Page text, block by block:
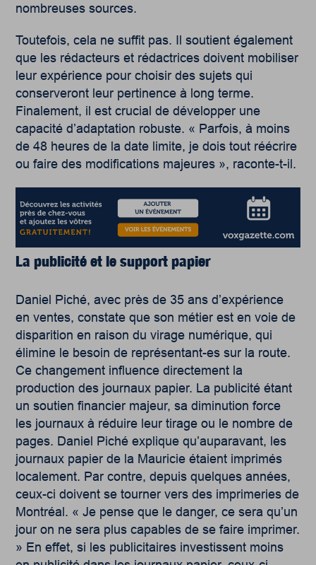
nombreuses sources.
Toutefois, cela ne suffit pas. Il soutient également
que les rédacteurs et rédactrices doivent mobiliser
leur expérience pour choisir des sujets qui
conserveront leur pertinence à long terme.
Finalement, il est crucial de développer une
capacité d’adaptation robuste. « Parfois, à moins
de 48 heures de la date limite, je dois tout réécrire
ou faire des modifications majeures », raconte-t-il.
La publicité et le support papier
Daniel Piché, avec près de 35 ans d’expérience
en ventes, constate que son métier est en voie de
disparition en raison du virage numérique, qui
élimine le besoin de représentant-es sur la route.
Ce changement influence directement la
production des journaux papier. La publicité étant
un soutien financier majeur, sa diminution force
les journaux à réduire leur tirage ou le nombre de
pages. Daniel Piché explique qu’auparavant, les
journaux papier de la Mauricie étaient imprimés
localement. Par contre, depuis quelques années,
ceux-ci doivent se tourner vers des imprimeries de
Montréal. « Je pense que le danger, ce sera qu’un
jour on ne sera plus capables de se faire imprimer.
» En effet, si les publicitaires investissent moins